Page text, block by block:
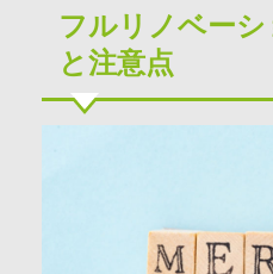
フルリノベー
と注意点